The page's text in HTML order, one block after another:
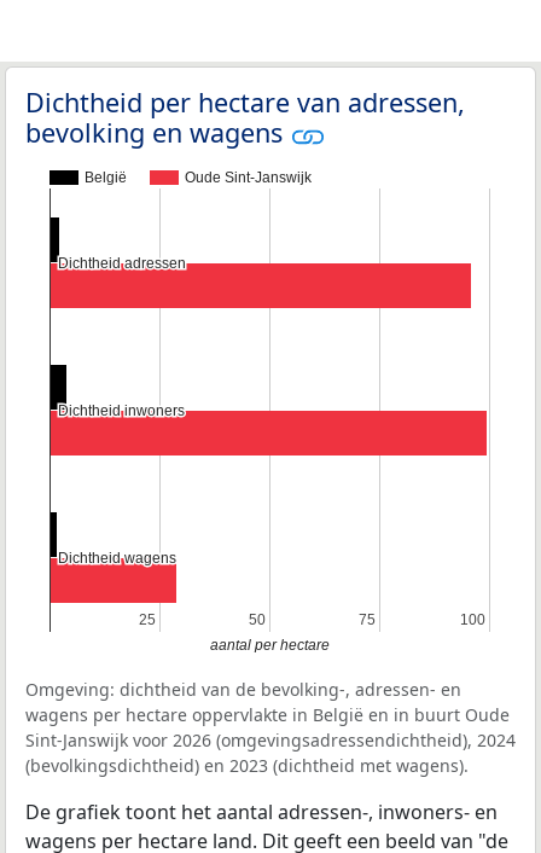
Dichtheid per hectare van adressen,
bevolking en wagens
België Oude Sint-Janswijk
25
25 50
50 75
75 100
100
Dichtheid adressen
Dichtheid adressen
Dichtheid inwoners
Dichtheid inwoners
Dichtheid wagens
Dichtheid wagens
aantal per hectare
Omgeving: dichtheid van de bevolking-, adressen- en
wagens per hectare oppervlakte in België en in buurt Oude
Sint-Janswijk voor 2026 (omgevingsadressendichtheid), 2024
(bevolkingsdichtheid) en 2023 (dichtheid met wagens).
De grafiek toont het aantal adressen-, inwoners- en
wagens per hectare land. Dit geeft een beeld van "de